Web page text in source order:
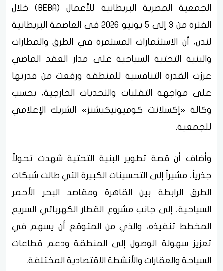
الجمعية المصرية البريطانية للأعمال (BEBA) خلال
الفترة من 3 إلى 5 يونيو 2026 فى العاصمة البريطانية
لندن، أن الاستثمارات المستمرة في الطرق والمطارات
والبنية التحتية السياحية على مدار العقد الماضي
عززت القدرة التنافسية للمنطقة ورفعت من قدرتها
على مواجهة التقلبات والتحديات الخارجية، بحسب
وكالة «إكسلانت كوميونيكيشنز» الشريك الإعلامي
للجمعية.
وأضاف أن قصة تطوير البنية التحتية شهدت تحولاً
جذرياً، مشيراً إلى التحسينات الكبيرة التي طالت شبكات
الطرق الرابطة بين القاهرة ومقاصد البحر الأحمر
السياحية، إلى جانب مشروع القطار الكهربائي السريع
المخطط تنفيذه، والذي من المتوقع أن يسهم في
تعزيز سهولة الوصول إلى المنطقة ودعم قطاعات
السياحة والعقارات والأنشطة الاقتصادية المختلفة.